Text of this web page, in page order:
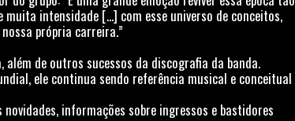
intensidade [...] com esse universo de conceitos,
própria carreira.”
de outros sucessos da discografia da banda.
ele continua sendo referência musical e conceitual
informações sobre ingressos e bastidores